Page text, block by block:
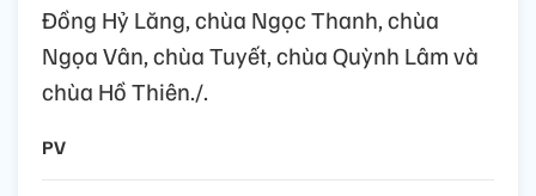
Đồng Hỷ Lăng, chùa Ngọc Thanh, chùa
Ngọa Vân, chùa Tuyết, chùa Quỳnh Lâm và
chùa Hồ Thiên./.
PV